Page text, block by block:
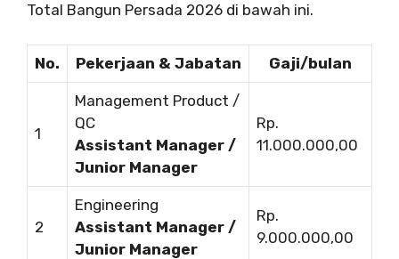
Total Bangun Persada 2026 di bawah ini.
No. Pekerjaan & Jabatan Gaji/bulan
1
Management Product /
QC
Assistant Manager /
Junior Manager
Rp.
11.000.000,00
2
Engineering
Assistant Manager /
Junior Manager
Rp.
9.000.000,00